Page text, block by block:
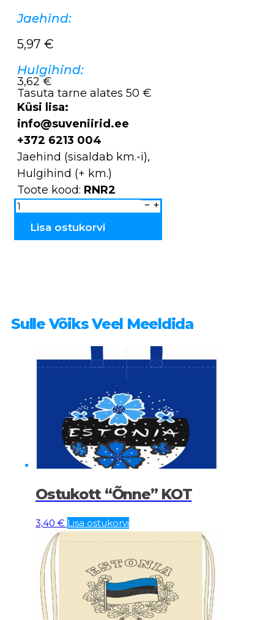
Jaehind:
5,97 €
Hulgihind:
3,62 €
Tasuta tarne alates 50 €
Küsi lisa:
info@suveniirid.ee
+372 6213 004
Jaehind (sisaldab km.-i),
Hulgihind (+ km.)
Toote kood: RNR2
JANIKA
RNR2
kogus
Lisa ostukorvi
Sulle Võiks Veel Meeldida
Ostukott “Õnne” KOT
3,40 € Lisa ostukorvi